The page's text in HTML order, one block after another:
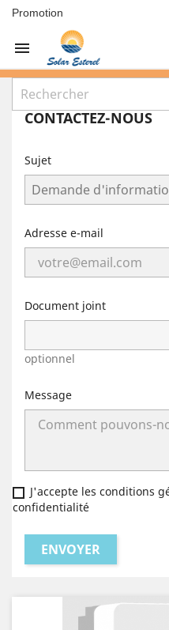
Promotion

CONTACTEZ-NOUS
Sujet
Adresse e-mail
Document joint
optionnel
Message
J'accepte les conditions
confidentialité